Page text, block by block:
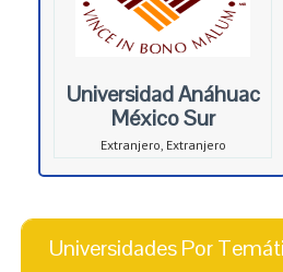
Universidad Anáhuac
México Sur
Extranjero, Extranjero
Universidades Por